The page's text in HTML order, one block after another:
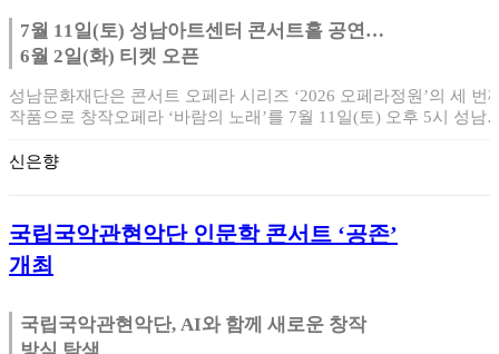
7월 11일(토) 성남아트센터 콘서트홀 공연…
6월 2일(화) 티켓 오픈
성남문화재단은 콘서트 오페라 시리즈 ‘2026 오페라정원’의 세 번
작품으로 창작오페라 ‘바람의 노래’를 7월 11일(토) 오후 5시 성남
신은향
국립국악관현악단 인문학 콘서트 ‘공존’
개최
국립국악관현악단, AI와 함께 새로운 창작